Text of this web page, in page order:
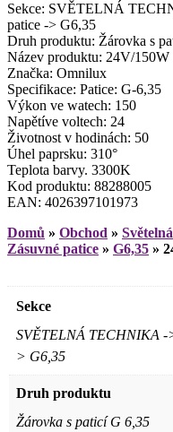
Sekce: SVĚTELNÁ
patice -> G6,35
Druh produktu: Žárovka s
Název produktu: 24V/
Značka: Omnilux
Specifikace: Patice: G-6,35
Výkon ve watech: 150
Napětíve voltech: 24
Životnost v hodinách: 50
Úhel paprsku: 310°
Teplota barvy. 3300K
Kod produktu: 88288005
EAN: 4026397101973
Domů » Obchod »
Zásuvné patice » G6,35 »
Sekce
SVĚTELNÁ TECHNIKA -
> G6,35
Druh produktu
Žárovka s paticí G 6,35